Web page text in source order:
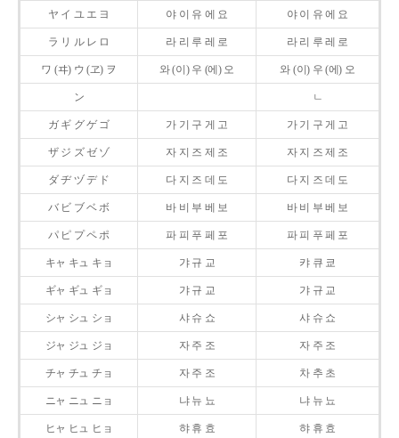
ヤ イ ユ エ ヨ 야 이 유 에 요 야 이 유 에 요
ラ リ ル レ ロ 라 리 루 레 로 라 리 루 레 로
ワ (ヰ) ウ (ヱ) ヲ 와 (이) 우 (에) 오 와 (이) 우 (에) 오
ン ㄴ
ガ ギ グ ゲ ゴ 가 기 구 게 고 가 기 구 게 고
ザ ジ ズ ゼ ゾ 자 지 즈 제 조 자 지 즈 제 조
ダ ヂ ヅ デ ド 다 지 즈 데 도 다 지 즈 데 도
バ ビ ブ ベ ボ 바 비 부 베 보 바 비 부 베 보
パ ピ プ ペ ポ 파 피 푸 페 포 파 피 푸 페 포
キャ キュ キョ 갸 규 교 캬 큐 쿄
ギャ ギュ ギョ 갸 규 교 갸 규 교
シャ シュ ショ 샤 슈 쇼 샤 슈 쇼
ジャ ジュ ジョ 자 주 조 자 주 조
チャ チュ チョ 자 주 조 차 추 초
ニャ ニュ ニョ 냐 뉴 뇨 냐 뉴 뇨
ヒャ ヒュ ヒョ 햐 휴 효 햐 휴 효